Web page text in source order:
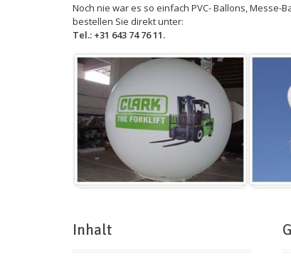
Noch nie war es so einfach PVC- Ballons, Messe-
bestellen Sie direkt unter:
Tel.: +31 643 74 76 11.
Inhalt